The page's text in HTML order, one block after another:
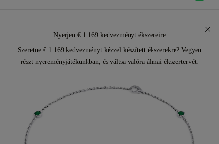
Nyerjen € 1.169 kedvezményt ékszereire
Szeretne € 1.169 kedvezményt kézzel készített ékszerekre? Vegyen
részt nyereményjátékunkban, és váltsa valóra álmai ékszertervét.